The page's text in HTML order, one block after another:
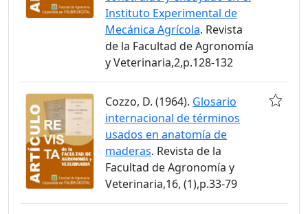
Instituto Experimental de
Mecánica Agrícola. Revista
de la Facultad de Agronomía
y Veterinaria,2,p.128-132
Cozzo, D. (1964). Glosario
internacional de términos
usados en anatomía de
maderas. Revista de la
Facultad de Agronomía y
Veterinaria,16, (1),p.33-79